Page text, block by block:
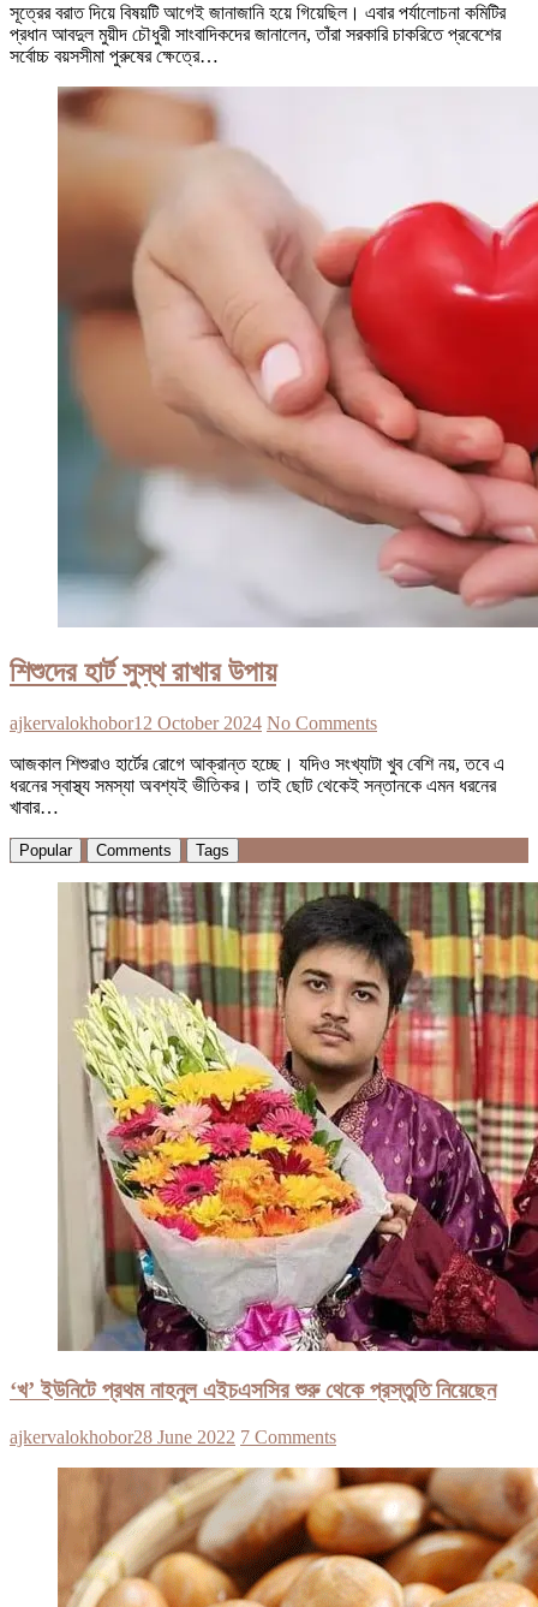
সূত্রের বরাত দিয়ে বিষয়টি আগেই জানাজানি হয়ে গিয়েছিল। এবার পর্যালোচনা কমিটির
প্রধান আবদুল মুয়ীদ চৌধুরী সাংবাদিকদের জানালেন, তাঁরা সরকারি চাকরিতে প্রবেশের
সর্বোচ্চ বয়সসীমা পুরুষের ক্ষেত্রে…
শিশুদের হার্ট সুস্থ রাখার উপায়
ajkervalokhobor12 October 2024 No Comments
আজকাল শিশুরাও হার্টের রোগে আক্রান্ত হচ্ছে। যদিও সংখ্যাটা খুব বেশি নয়, তবে এ
ধরনের স্বাস্থ্য সমস্যা অবশ্যই ভীতিকর। তাই ছোট থেকেই সন্তানকে এমন ধরনের
খাবার…
Popular Comments Tags
‘খ’ ইউনিটে প্রথম নাহনুল এইচএসসির শুরু থেকে প্রস্তুতি নিয়েছেন
ajkervalokhobor28 June 2022 7 Comments